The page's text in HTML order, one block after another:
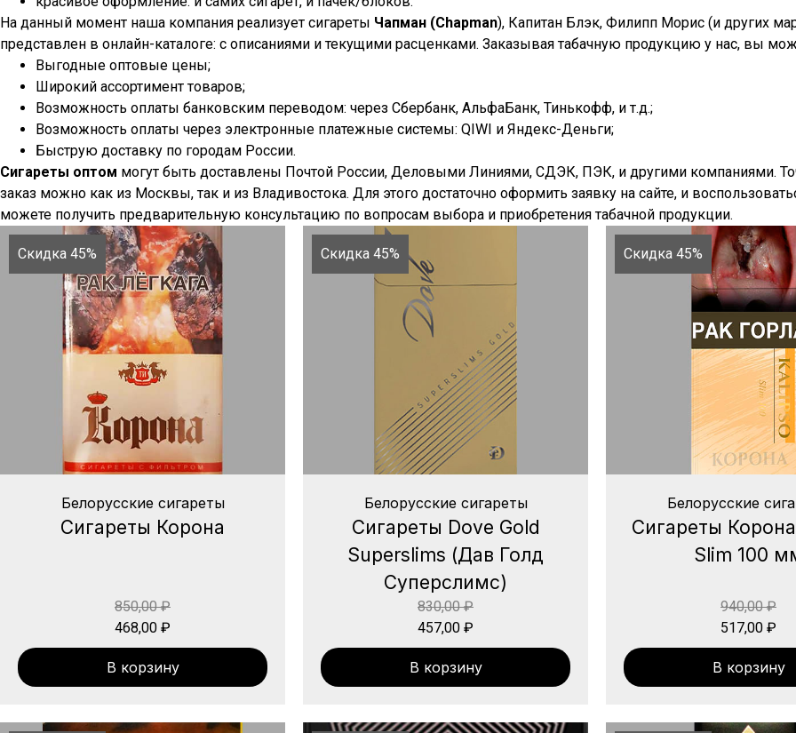
На данный момент наша компания реализует сигареты Чапман (Chapman), Капитан Блэк, Филипп Морис (и других
представлен в онлайн-каталоге: с описаниями и текущими расценками. Заказывая табачную продукцию у нас, вы
Выгодные оптовые цены;
Широкий ассортимент товаров;
Возможность оплаты банковским переводом: через Сбербанк, АльфаБанк, Тинькофф, и т.д.;
Возможность оплаты через электронные платежные системы: QIWI и Яндекс-Деньги;
Быструю доставку по городам России.
Сигареты оптом могут быть доставлены Почтой России, Деловыми Линиями, СДЭК, ПЭК, и другими компаниями.
заказ можно как из Москвы, так и из Владивостока. Для этого достаточно оформить заявку на сайте, и
можете получить предварительную консультацию по вопросам выбора и приобретения табачной продукции.
Скидка 45%
Белорусские сигареты
Сигареты Корона
850,00₽
468,00 ₽
В корзину
Скидка 45%
Белорусские сигареты
Сигареты Dove Gold
Superslims (Дав Голд
Суперслимс)
830,00₽
457,00 ₽
В корзину
Скидка 45%
Белорусские
Сигареты
Slim 100
940,00₽
517,00 ₽
В корзину